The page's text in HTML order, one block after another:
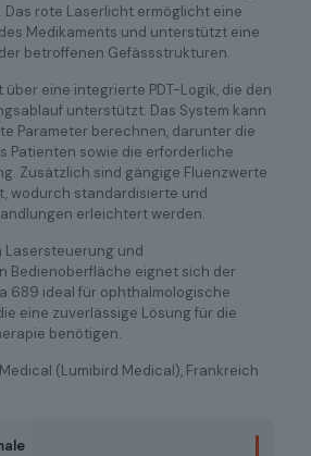
rote Laserlicht ermöglicht eine
Medikaments und unterstützt eine
betroffenen Gefässstrukturen.
eine integrierte PDT-Logik, die den
unterstützt. Das System kann
Parameter berechnen, darunter die
Patienten sowie die erforderliche
Zusätzlich sind gängige Fluenzwerte
wodurch standardisierte und
erleichtert werden.
Lasersteuerung und
Bedienoberfläche eignet sich der
689 ideal für ophthalmologische
eine zuverlässige Lösung für die
benötigen.
(Lumibird Medical), Frankreich